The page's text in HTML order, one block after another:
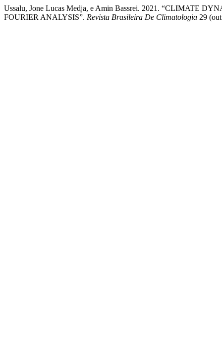
Ussalu, Jone Lucas Medja, e Amin Bassrei. 2021. “CLIMATE
FOURIER ANALYSIS”. Revista Brasileira De Climatologia 29